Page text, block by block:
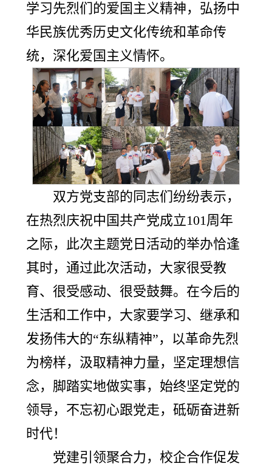
学习先烈们的爱国主义精神，弘扬中
华民族优秀历史文化传统和革命传
统，深化爱国主义情怀。
双方党支部的同志们纷纷表示，
在热烈庆祝中国共产党成立101周年
之际，此次主题党日活动的举办恰逢
其时，通过此次活动，大家很受教
育、很受感动、很受鼓舞。在今后的
生活和工作中，大家要学习、继承和
发扬伟大的“东纵精神”，以革命先烈
为榜样，汲取精神力量，坚定理想信
念，脚踏实地做实事，始终坚定党的
领导，不忘初心跟党走，砥砺奋进新
时代！
党建引领聚合力，校企合作促发